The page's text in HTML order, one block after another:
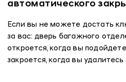
автоматического
Если вы не можете достать
за вас: дверь багажного
откроется, когда вы
закроется, когда вы удалитесь